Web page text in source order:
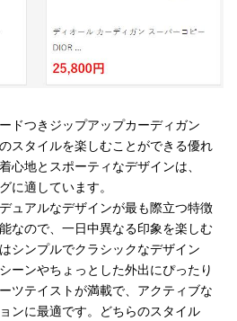
ドつきジップアップカーディガン
スタイルを楽しむことができる優れ
心地とスポーティなデザインは、
に適しています。
ュアルなデザインが最も際立つ特徴
なので、一日中異なる印象を楽しむ
シンプルでクラシックなデザイン
ーンやちょっとした外出にぴったり
ツテイストが満載で、アクティブな
ンに最適です。どちらのスタイル